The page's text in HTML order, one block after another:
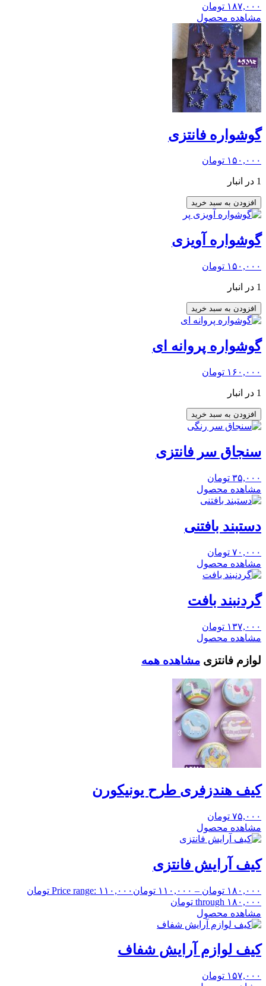
۱۸۷,۰۰۰ تومان
مشاهده محصول
گوشواره فانتزی
۱۵۰,۰۰۰ تومان
1 در انبار
افزودن به سبد خرید
گوشواره آویزی
۱۵۰,۰۰۰ تومان
1 در انبار
افزودن به سبد خرید
گوشواره پروانه ای
۱۶۰,۰۰۰ تومان
1 در انبار
افزودن به سبد خرید
سنجاق سر فانتزی
۳۵,۰۰۰ تومان
مشاهده محصول
دستبند بافتنی
۷۰,۰۰۰ تومان
مشاهده محصول
گردنبند بافت
۱۳۷,۰۰۰ تومان
مشاهده محصول
لوازم فانتزی مشاهده همه
کیف هندزفری طرح یونیکورن
۷۵,۰۰۰ تومان
مشاهده محصول
کیف آرایش فانتزی
۱۸۰,۰۰۰ تومان – ۱۱۰,۰۰۰ تومان
Price range: ۱۱۰,۰۰۰ تومان
through ۱۸۰,۰۰۰ تومان
مشاهده محصول
کیف لوازم آرایش شفاف
۱۵۷,۰۰۰ تومان